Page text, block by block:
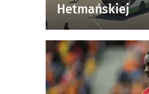
Hetmańskiej